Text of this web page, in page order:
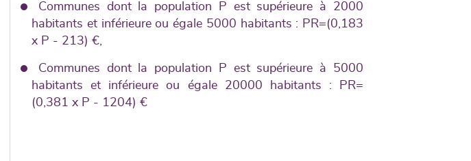
Communes dont la population P est supérieure à 2000
habitants et inférieure ou égale 5000 habitants : PR=(0,183
x P - 213) €,
Communes dont la population P est supérieure à 5000
habitants et inférieure ou égale 20000 habitants : PR=
(0,381 x P - 1204) €